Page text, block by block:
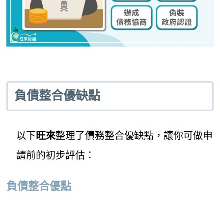
負債整合優缺點
以下旺來整理了債務整合優缺點，讓你可做申
請前的初步評估：
負債整合優點